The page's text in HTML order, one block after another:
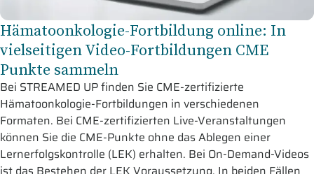
Hämatoonkologie-Fortbildung online: In
vielseitigen Video-Fortbildungen CME
Punkte sammeln
Bei STREAMED UP finden Sie CME-zertifizierte
Hämatoonkologie-Fortbildungen in verschiedenen
Formaten. Bei CME-zertifizierten Live-Veranstaltungen
können Sie die CME-Punkte ohne das Ablegen einer
Lernerfolgskontrolle (LEK) erhalten. Bei On-Demand-Videos